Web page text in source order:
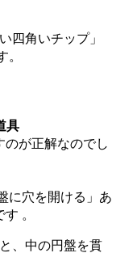
四角いチップ」
。
具
のが正解なのでし
に穴を開ける」あ
。
、中の円盤を貫